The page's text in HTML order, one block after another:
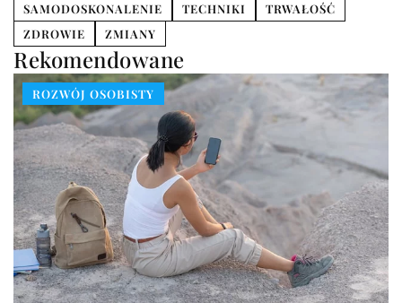
SAMODOSKONALENIE
TECHNIKI
TRWAŁOŚĆ
ZDROWIE
ZMIANY
Rekomendowane
ROZWÓJ OSOBISTY